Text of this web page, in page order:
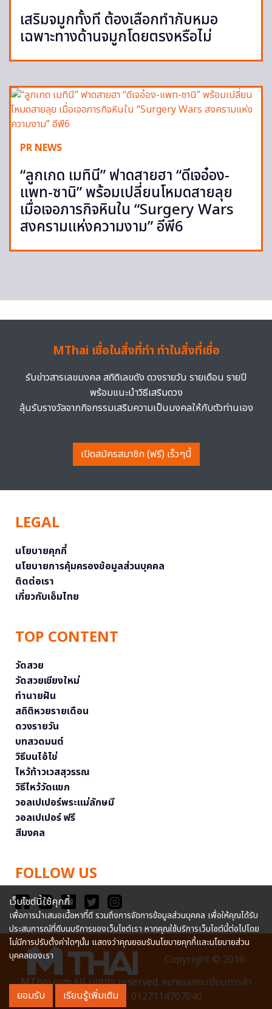
เสริมจมูกทั้งที ต้องเลือกทำกับหมอ
เฉพาะทางด้านจมูกโดยตรงหรือไม่
PR NEWS
“ลูกเกด เมทินี” ฟาดสายฮา “ดีเจอ๋อง-
แพท-ซานิ” พร้อมเปลี่ยนโหมดสายลุย
เมื่อเจอภารกิจหินใน “Surgery Wars
สงครามแห่งความงาม” อีพี6
MThai เชื่อในสิ่งที่ทำ ทำในสิ่งที่เชื่อ
รับข่าวสารเลขมงคล สถิติเลขดัง ดวงรายวัน รายเดือน รายปี
พร้อมแนะนำวิธีเสริมดวง
ลุ้นรับรางวัลจากกิจกรรมเสริมความเป็นมงคลให้กับตัวท่านเอง
เปิดสมัครสมาชิก (ฟรี) เร็วๆนี้
LEGAL
นโยบายคุกกี้
นโยบายการคุ้มครองข้อมูลส่วนบุคคล
ติดต่อเรา
เกี่ยวกับเอ็มไทย
TOP CONTENT
วัดสวย
วัดสวยเชียงใหม่
ทำนายฝัน
สถิติหวยรายเดือน
ดวงรายวัน
บทสวดมนต์
วิธีบนไอ้ไข่
ไหว้ท้าวเวสสุวรรณ
วิธีไหว้วัดแขก
วอลเปเปอร์พระแม่ลักษมี
วอลเปเปอร์ ฟรี
สีมงคล
FOLLOW US
Copyright © 2016
MThai.com All rights reserved. หมายเลขทะเบียนการค้า
อิเล็กทรอนิกส์ : 0127114707040
เว็บไซต์นี้ใช้คุกกี้
เพื่อการนำเสนอเนื้อหาที่ดี รวมถึงการจัดการข้อมูลส่วนบุคคล เพื่อให้คุณได้รับ
ประสบการณ์ที่ดีบนบริการของเว็บไซต์เรา หากคุณใช้บริการเว็บไซต์นี้ต่อไปโดย
ไม่มีการปรับตั้งค่าใดๆนั้น แสดงว่าคุณยอมรับนโยบายคุกกี้และนโยบายส่วน
บุคคลของเรา
ยอมรับ เรียนรู้เพิ่มเติม